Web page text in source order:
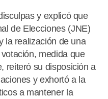
y explicó que
de Elecciones (JNE)
la realización de una
medida que
reiteró su disposición a
y exhortó a la
a mantener la